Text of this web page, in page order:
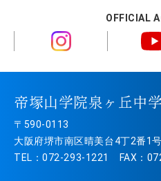
OFFICIAL
帝塚山学院泉ヶ丘中
〒590-0113
大阪府堺市南区晴美台4丁2番1号
TEL：072-293-1221 FAX：